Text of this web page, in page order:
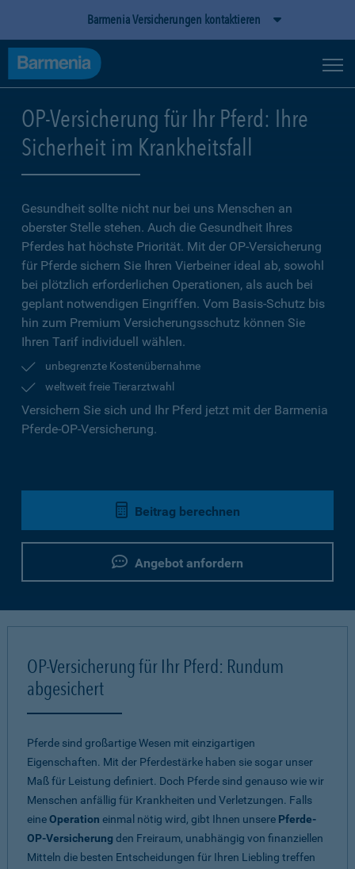
Barmenia Versicherungen kontaktieren
OP-Versicherung für Ihr Pferd: Ihre
Sicherheit im Krankheitsfall
Gesundheit sollte nicht nur bei uns Menschen an
oberster Stelle stehen. Auch die Gesundheit Ihres
Pferdes hat höchste Priorität. Mit der OP-Versicherung
für Pferde sichern Sie Ihren Vierbeiner ideal ab, sowohl
bei plötzlich erforderlichen Operationen, als auch bei
geplant notwendigen Eingriffen. Vom Basis-Schutz bis
hin zum Premium Versicherungsschutz können Sie
Ihren Tarif individuell wählen.
unbegrenzte Kostenübernahme
weltweit freie Tierarztwahl
Versichern Sie sich und Ihr Pferd jetzt mit der Barmenia
Pferde-OP-Versicherung.
Beitrag berechnen
Angebot anfordern
OP-Versicherung für Ihr Pferd: Rundum
abgesichert
Pferde sind großartige Wesen mit einzigartigen
Eigenschaften. Mit der Pferdestärke haben sie sogar unser
Maß für Leistung definiert. Doch Pferde sind genauso wie wir
Menschen anfällig für Krankheiten und Verletzungen. Falls
eineOperation einmal nötig wird, gibt Ihnen unsere Pferde-
OP-Versicherung den Freiraum, unabhängig von finanziellen
Mitteln die besten Entscheidungen für Ihren Liebling treffen